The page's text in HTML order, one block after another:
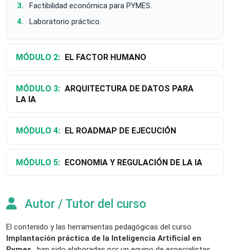
Factibilidad económica para PYMES.
Laboratorio práctico.
MÓDULO 2: EL FACTOR HUMANO
MÓDULO 3: ARQUITECTURA DE DATOS PARA
LA IA
MÓDULO 4: EL ROADMAP DE EJECUCIÓN
MÓDULO 5: ECONOMIA Y REGULACIÓN DE LA IA
Autor / Tutor del curso
El contenido y las herramientas pedagógicas del curso
Implantación práctica de la Inteligencia Artificial en